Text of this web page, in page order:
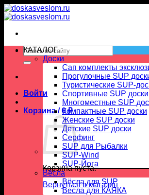
Skip
to
Искать:
Войти
Корзина /0₽
Корзина пуста.
Вернуться в магазин
КАТАЛОГ
Доски
Сап комплекты
Прогулочные SUP
Туристические SUP-
Спортивные SUP доски
Многоместные SUP
Компактные SUP доски
Женские SUP доски
Детские SUP доски
Серфинг
SUP для Рыбалки
SUP-Wind
SUP-Йога
Вёсла
Вёсла для SUP
Весла для КАЯКА